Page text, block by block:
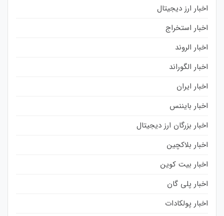
اخبار ارز دیجیتال
اخبار استخراج
اخبار الروند
اخبار الگوراند
اخبار ایران
اخبار بایننس
اخبار بزرگان ارز دیجیتال
اخبار بلاکچین
اخبار بیت کوین
اخبار پلی گان
اخبار پولکادات